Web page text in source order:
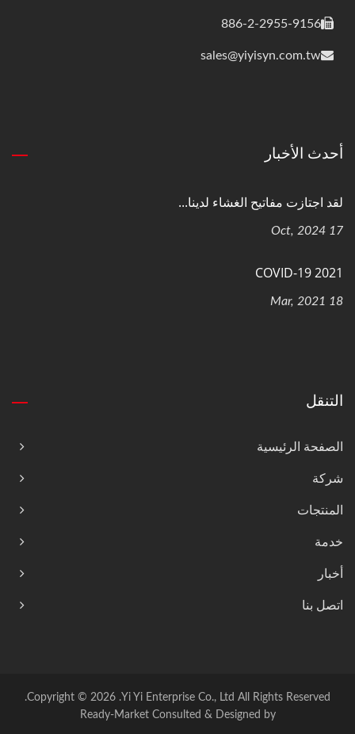
886-2-2955-9156
sales@yiyisyn.com.tw
أحدث الأخبار
لقد اجتازت مفاتيح الغشاء لدينا...
17 Oct, 2024
COVID-19 2021
18 Mar, 2021
التنقل
الصفحة الرئيسية
شركة
المنتجات
خدمة
أخبار
اتصل بنا
Copyright © 2026 Yi Yi Enterprise Co., Ltd. All Rights Reserved.
Consulted & Designed by
Ready-Market